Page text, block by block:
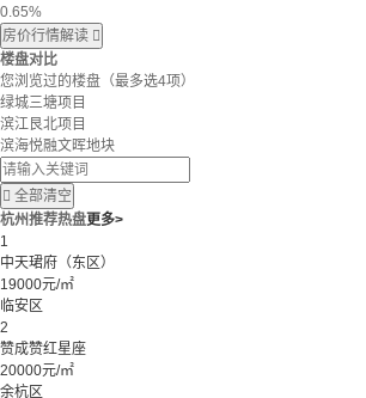
0.65%
房价行情解读 
楼盘对比
您浏览过的楼盘 （最多选4项）
绿城三塘项目
滨江艮北项目
滨海悦融文晖地块
 全部清空
杭州推荐热盘更多>
1
中天珺府（东区）
19000元/㎡
临安区
2
赞成赞红星座
20000元/㎡
余杭区